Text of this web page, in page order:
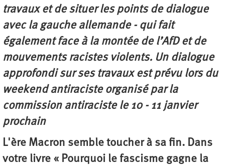
travaux et de situer les points de dialogue
avec la gauche allemande - qui fait
également face à la montée de l’AfD et de
mouvements racistes violents. Un dialogue
approfondi sur ses travaux est prévu lors du
weekend antiraciste organisé par la
commission antiraciste le 10 - 11 janvier
prochain
L'ère Macron semble toucher à sa fin. Dans
votre livre « Pourquoi le fascisme gagne la